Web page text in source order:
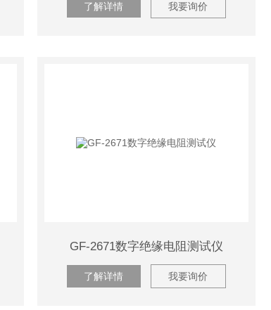
了解详情 我要询价
GF-2671数字绝缘电阻测试仪
了解详情 我要询价